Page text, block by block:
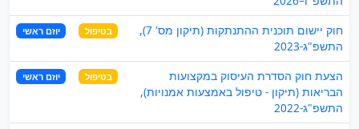
חוק יישום תוכנית ההתנתקות (תיקון מס' 7),
התשפ"ג-2023
בטיפול יוזם ראשי
הצעת חוק הסדרת העיסוק במקצועות
הבריאות (תיקון - טיפול באמצעות אמנויות),
התשפ"ג-2022
בטיפול יוזם ראשי